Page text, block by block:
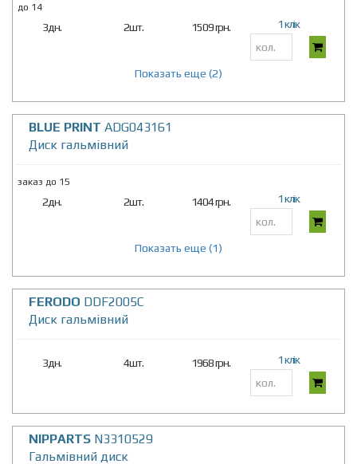
до 14
3дн. 2шт. 1509 грн. 1 клік
Показать еще (2)
BLUE PRINT ADG043161
Диск гальмівний
заказ до 15
2дн. 2шт. 1404 грн. 1 клік
Показать еще (1)
FERODO DDF2005C
Диск гальмівний
3дн. 4шт. 1968 грн. 1 клік
NIPPARTS N3310529
Гальмівний диск